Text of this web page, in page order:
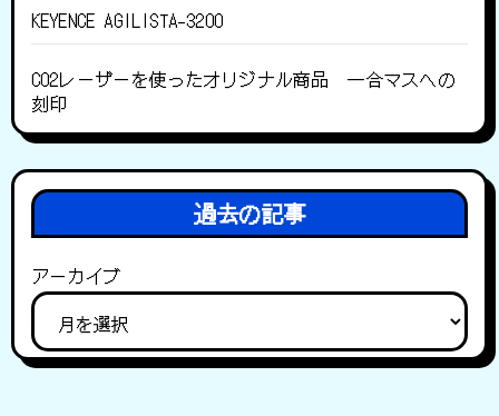
KEYENCE AGILISTA-3200
CO2レーザーを使ったオリジナル商品 一合マスへの
刻印
過去の記事
アーカイブ